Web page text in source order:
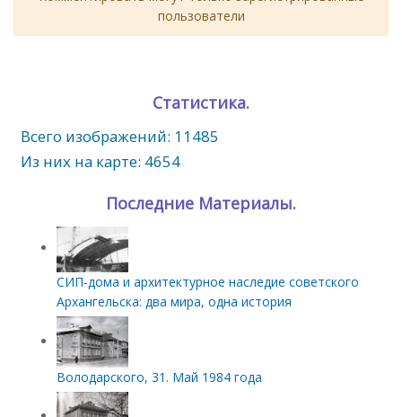
пользователи
Статистика.
Всего изображений: 11485
Из них на карте: 4654
Последние Материалы.
СИП‑дома и архитектурное наследие советского
Архангельска: два мира, одна история
Володарского, 31. Май 1984 года